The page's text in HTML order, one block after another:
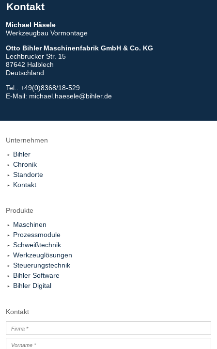
Kontakt
Michael Häsele
Werkzeugbau Vormontage
Otto Bihler Maschinenfabrik GmbH & Co. KG
Lechbrucker Str. 15
87642 Halblech
Deutschland
Tel.: +49(0)8368/18-529
E-Mail: michael.haesele@bihler.de
Unternehmen
Bihler
Chronik
Standorte
Kontakt
Produkte
Maschinen
Prozessmodule
Schweißtechnik
Werkzeuglösungen
Steuerungstechnik
Bihler Software
Bihler Digital
Kontakt